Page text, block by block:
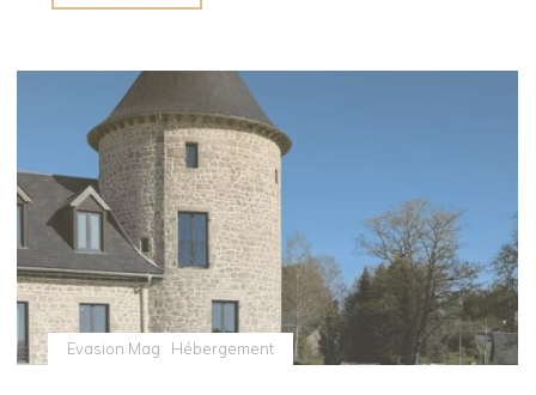
:
séjour
connecté"
Evasion Mag Hébergement